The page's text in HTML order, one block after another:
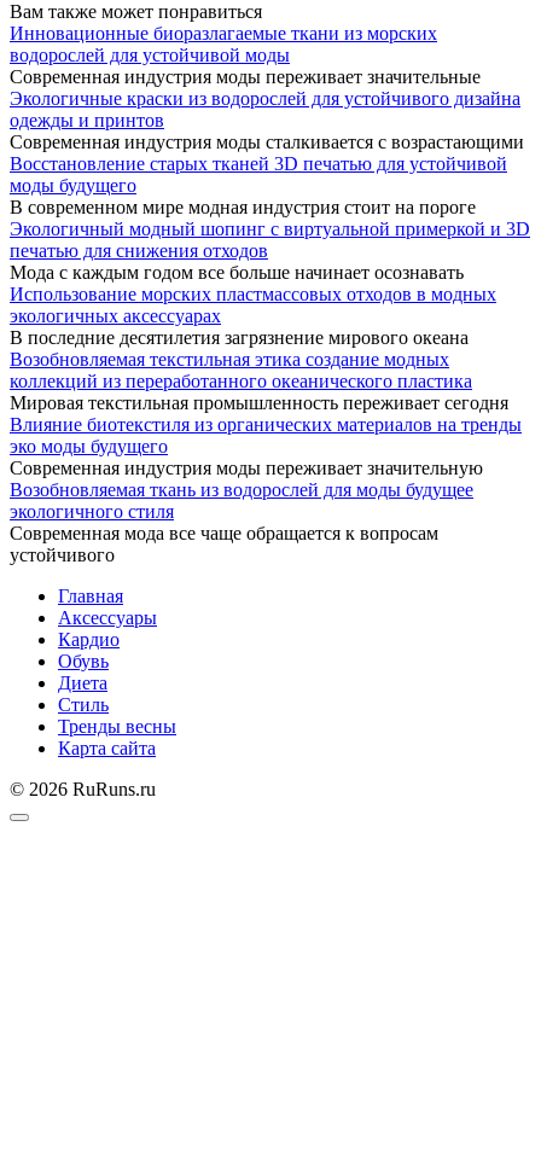
Вам также может понравиться
Инновационные биоразлагаемые ткани из морских
водорослей для устойчивой моды
Современная индустрия моды переживает значительные
Экологичные краски из водорослей для устойчивого дизайна
одежды и принтов
Современная индустрия моды сталкивается с возрастающими
Восстановление старых тканей 3D печатью для устойчивой
моды будущего
В современном мире модная индустрия стоит на пороге
Экологичный модный шопинг с виртуальной примеркой и 3D
печатью для снижения отходов
Мода с каждым годом все больше начинает осознавать
Использование морских пластмассовых отходов в модных
экологичных аксессуарах
В последние десятилетия загрязнение мирового океана
Возобновляемая текстильная этика создание модных
коллекций из переработанного океанического пластика
Мировая текстильная промышленность переживает сегодня
Влияние биотекстиля из органических материалов на тренды
эко моды будущего
Современная индустрия моды переживает значительную
Возобновляемая ткань из водорослей для моды будущее
экологичного стиля
Современная мода все чаще обращается к вопросам
устойчивого
Главная
Аксессуары
Кардио
Обувь
Диета
Стиль
Тренды весны
Карта сайта
© 2026 RuRuns.ru